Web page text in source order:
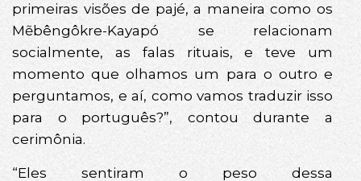
primeiras visões de pajé, a maneira como os
Mẽbêngôkre-Kayapó se relacionam
socialmente, as falas rituais, e teve um
momento que olhamos um para o outro e
perguntamos, e aí, como vamos traduzir isso
para o português?”, contou durante a
cerimônia.
“Eles sentiram o peso dessa